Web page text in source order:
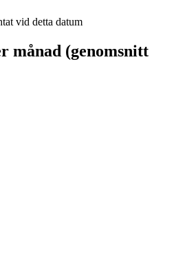
vid detta datum
månad (genomsnitt